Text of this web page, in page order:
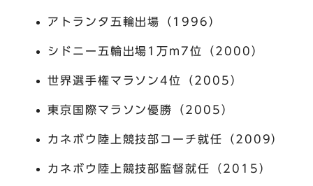
アトランタ五輪出場（1996）
シドニー五輪出場1万m7位（2000）
世界選手権マラソン4位（2005）
東京国際マラソン優勝（2005）
カネボウ陸上競技部コーチ就任（2009）
カネボウ陸上競技部監督就任（2015）